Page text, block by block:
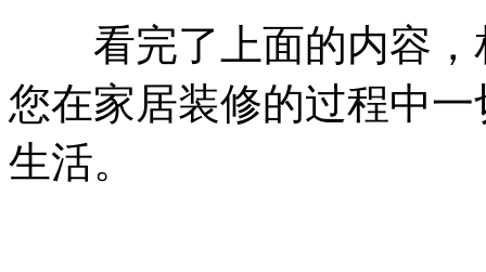
看完了上面的内容，
您在家居装修的过程中
生活。